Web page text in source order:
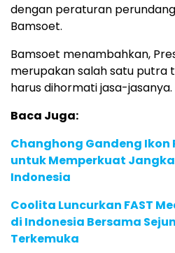
dengan peraturan
Bamsoet.
Bamsoet menambahkan,
merupakan salah satu putra
harus dihormati jasa-jasanya.
Baca Juga:
Changhong Gandeng Ikon
untuk Memperkuat
Indonesia
Coolita Luncurkan FAST
di Indonesia Bersama
Terkemuka